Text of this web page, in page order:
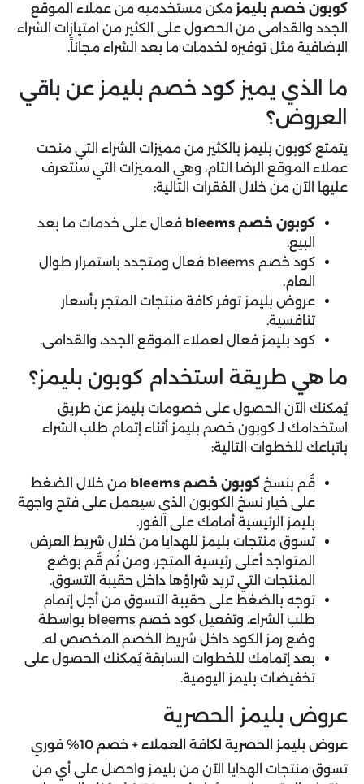
كوبون خصم بليمز مكن مستخدميه من عملاء الموقع
الجدد والقدامى من الحصول على الكثير من امتيازات الشراء
الإضافية مثل توفيره لخدمات ما بعد الشراء مجاناً.
ما الذي يميز كود خصم بليمز عن باقي
العروض؟
يتمتع كوبون بليمز بالكثير من مميزات الشراء التي منحت
عملاء الموقع الرضا التام، وهي المميزات التي سنتعرف
عليها الآن من خلال الفقرات التالية:
كوبون خصم bleems
فعال على خدمات ما بعد
البيع.
كود خصم bleems فعال ومتجدد باستمرار طوال
العام.
عروض بليمز توفر كافة منتجات المتجر بأسعار
تنافسية.
كود بليمز فعال لعملاء الموقع الجدد، والقدامى.
ما هي طريقة استخدام كوبون بليمز؟
يُمكنك الآن الحصول على خصومات بليمز عن طريق
استخدامك لـ كوبون خصم بليمز أثناء إتمام طلب الشراء
باتباعك للخطوات التالية:
قُم بنسخ كوبون خصم bleems
من خلال الضغط
على خيار نسخ الكوبون الذي سيعمل على فتح واجهة
بليمز الرئيسية أمامك على الفور.
تسوق منتجات بليمز للهدايا من خلال شريط العرض
المتواجد أعلى رئيسية المتجر، ومن ثُم قُم بوضع
المنتجات التي تريد شراؤها داخل حقيبة التسوق.
توجه بالضغط على حقيبة التسوق من أجل إتمام
طلب الشراء، وتفعيل كود خصم bleems بواسطة
وضع رمز الكود داخل شريط الخصم المخصص له.
بعد إتمامك للخطوات السابقة يُمكنك الحصول على
تخفيضات بليمز اليومية.
عروض بليمز الحصرية
عروض بليمز الحصرية لكافة العملاء + خصم 10% فوري
تسوق منتجات الهدايا الآن من بليمز واحصل على أي من